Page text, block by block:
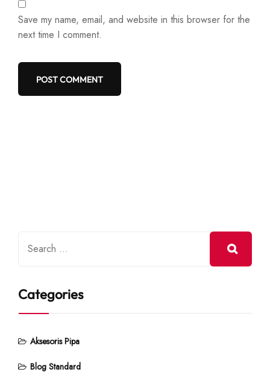
Save my name, email, and website in this browser for the
next time I comment.
Categories
Aksesoris Pipa
Blog Standard